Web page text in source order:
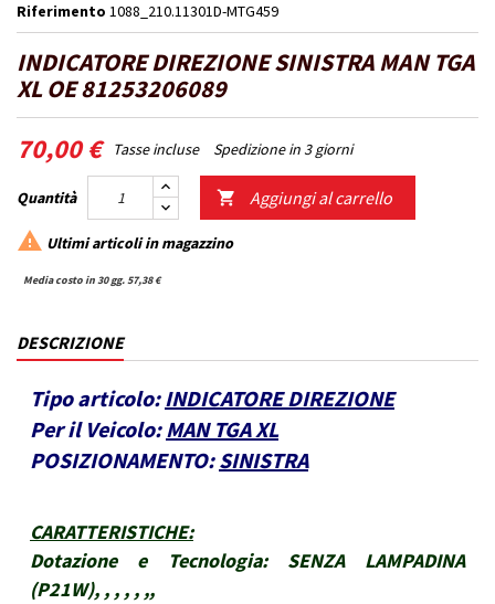
Riferimento 1088_210.11301D-MTG459
INDICATORE DIREZIONE SINISTRA MAN TGA
XL OE 81253206089
70,00 € Tasse incluse Spedizione in 3 giorni
Quantità  Aggiungi al carrello
 Ultimi articoli in magazzino
Media costo in 30 gg. 57,38 €
DESCRIZIONE
Tipo articolo: INDICATORE DIREZIONE
Per il Veicolo: MAN TGA XL
POSIZIONAMENTO: SINISTRA
CARATTERISTICHE:
Dotazione e Tecnologia:
SENZA LAMPADINA
(P21W), , , , , ,,